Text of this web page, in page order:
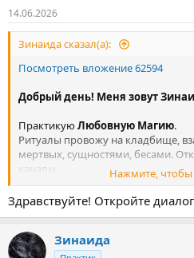
14.06.2026
Зинаида сказал(а):
Посмотреть вложение 62594
Добрый день! Меня зовут
ПрактикуюЛюбовную Магию.
Ритуалы провожу на кладбище,
мертвых, сущностями, бесами.
каналы.
Мои услуги:
негатив, порчи, вопросы личной
Чистки– избавление от
Нажмите, чтобы
Здравствуйте! Откройте
Зинаида